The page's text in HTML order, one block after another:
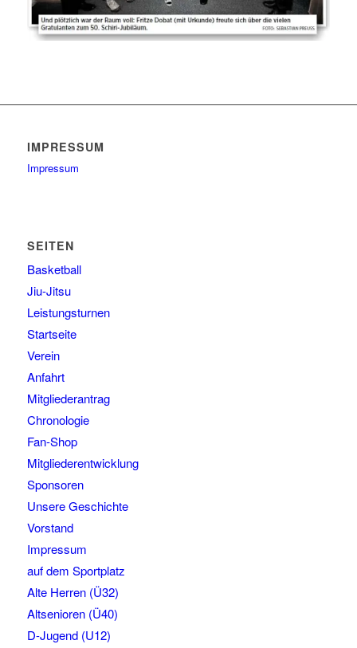
IMPRESSUM
Impressum
SEITEN
Basketball
Jiu-Jitsu
Leistungsturnen
Startseite
Verein
Anfahrt
Mitgliederantrag
Chronologie
Fan-Shop
Mitgliederentwicklung
Sponsoren
Unsere Geschichte
Vorstand
Impressum
auf dem Sportplatz
Alte Herren (Ü32)
Altsenioren (Ü40)
D-Jugend (U12)